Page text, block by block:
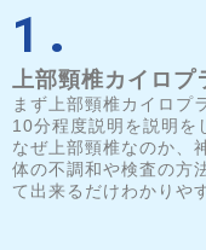
1.
上部頸椎カイロプ
まず上部頸椎カイロプ
10分程度説明を説明を
なぜ上部頸椎なのか、
体の不調和や検査の方
て出来るだけわかりや